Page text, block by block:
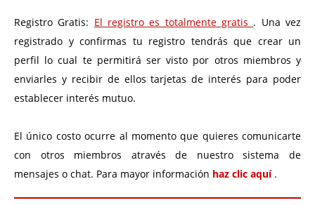
Registro Gratis: El registro es totalmente gratis . Una vez
registrado y confirmas tu registro tendrás que crear un
perfil lo cual te permitirá ser visto por otros miembros y
enviarles y recibir de ellos tarjetas de interés para poder
establecer interés mutuo.
El único costo ocurre al momento que quieres comunicarte
con otros miembros através de nuestro sistema de
mensajes o chat. Para mayor información haz clic aquí .